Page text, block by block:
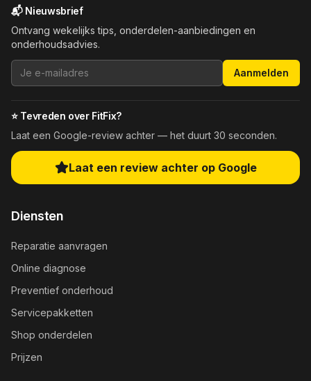
📬 Nieuwsbrief
Ontvang wekelijks tips, onderdelen-aanbiedingen en
onderhoudsadvies.
Aanmelden
⭐ Tevreden over FitFix?
Laat een Google-review achter — het duurt 30 seconden.
Laat een review achter op Google
Diensten
Reparatie aanvragen
Online diagnose
Preventief onderhoud
Servicepakketten
Shop onderdelen
Prijzen